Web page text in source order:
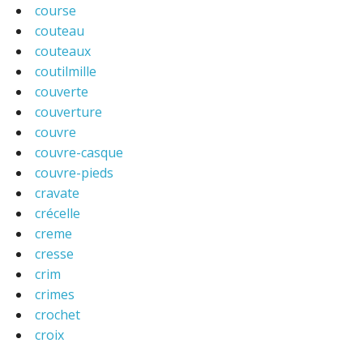
course
couteau
couteaux
coutilmille
couverte
couverture
couvre
couvre-casque
couvre-pieds
cravate
crécelle
creme
cresse
crim
crimes
crochet
croix